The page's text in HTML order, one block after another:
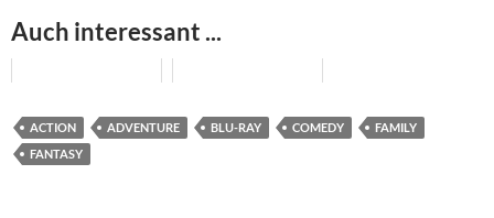
Auch interessant ...
ACTION ADVENTURE BLU-RAY COMEDY
FAMILY
FANTASY